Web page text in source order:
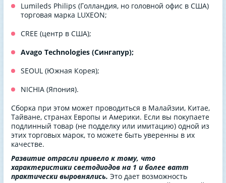
Lumileds Philips (Голландия, но головной офис в США)
торговая марка LUXEON;
CREE (центр в США);
Avago Technologies (Сингапур);
SEOUL (Южная Корея);
NICHIA (Япония).
Сборка при этом может проводиться в Малайзии, Китае,
Тайване, странах Европы и Америки. Если вы покупаете
подлинный товар (не подделку или имитацию) одной из
этих торговых марок, то можете быть уверенны в их
качестве.
Развитие отрасли привело к тому, что
характеристики светодиодов на 1 и более ватт
практически выровнялись. Это дает возможность